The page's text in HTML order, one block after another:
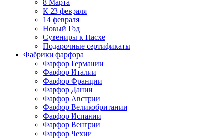
8 Марта
К 23 февраля
14 февраля
Новый Год
Сувениры к Пасхе
Подарочные сертификаты
Фабрики фарфора
Фарфор Германии
Фарфор Италии
Фарфор Франции
Фарфор Дании
Фарфор Австрии
Фарфор Великобритании
Фарфор Испании
Фарфор Венгрии
Фарфор Чехии